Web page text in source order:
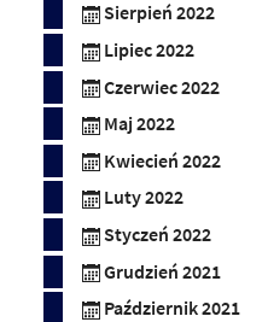
Sierpień 2022
Lipiec 2022
Czerwiec 2022
Maj 2022
Kwiecień 2022
Luty 2022
Styczeń 2022
Grudzień 2021
Październik 2021